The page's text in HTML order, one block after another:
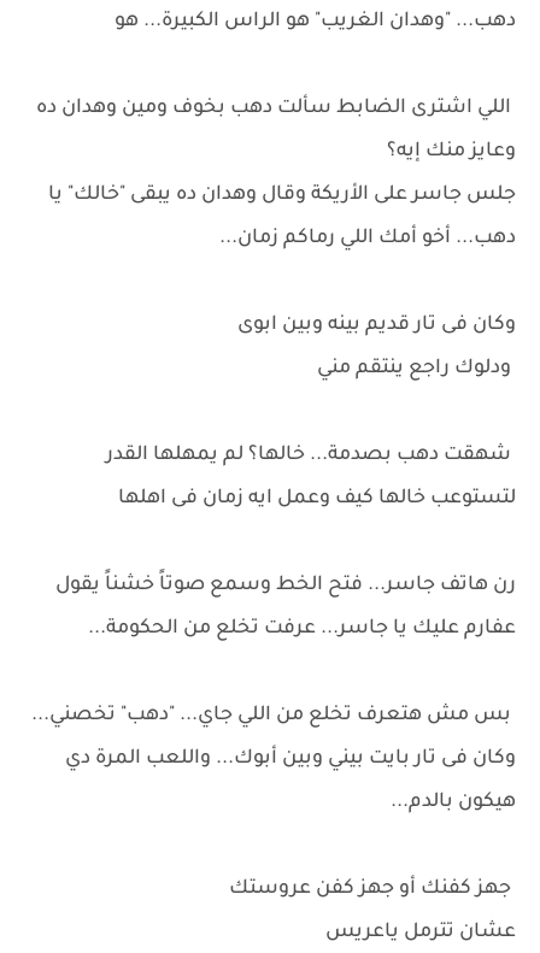
دهب... "وهدان الغريب" هو الراس الكبيرة... هو
اللي اشترى الضابط سألت دهب بخوف ومين وهدان ده
وعايز منك إيه؟
جلس جاسر على الأريكة وقال وهدان ده يبقى "خالك" يا
دهب... أخو أمك اللي رماكم زمان...
وكان فى تار قديم بينه وبين ابوى
ودلوك راجع ينتقم مني
شهقت دهب بصدمة... خالها؟ لم يمهلها القدر
لتستوعب خالها كيف وعمل ايه زمان فى اهلها
رن هاتف جاسر... فتح الخط وسمع صوتاً خشناً يقول
عفارم عليك يا جاسر... عرفت تخلع من الحكومة...
بس مش هتعرف تخلع من اللي جاي... "دهب" تخصني...
وكان فى تار بايت بيني وبين أبوك... واللعب المرة دي
هيكون بالدم...
جهز كفنك أو جهز كفن عروستك
عشان تترمل ياعريس